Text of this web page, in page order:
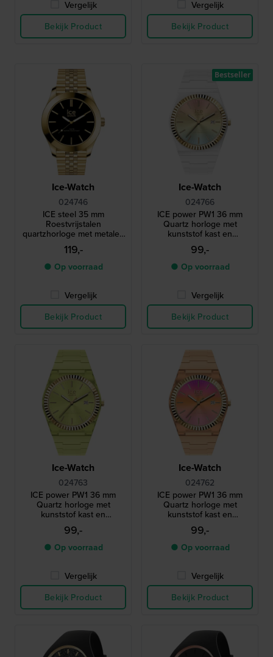
Vergelijk
Bekijk Product
Vergelijk
Bekijk Product
Ice-Watch
024746
ICE steel 35 mm
Roestvrijstalen
quartzhorloge met metalen
band - Maat Small
119,-
● Op voorraad
Vergelijk
Bekijk Product
Ice-Watch
024766
ICE power PW1 36 mm
Quartz horloge met
kunststof kast en
roestvrijstalen geribbelde
lunette
99,-
● Op voorraad
Vergelijk
Bekijk Product
Bestseller
Ice-Watch
024763
ICE power PW1 36 mm
Quartz horloge met
kunststof kast en
roestvrijstalen geribbelde
lunette
99,-
● Op voorraad
Vergelijk
Bekijk Product
Ice-Watch
024762
ICE power PW1 36 mm
Quartz horloge met
kunststof kast en
roestvrijstalen geribbelde
lunette
99,-
● Op voorraad
Vergelijk
Bekijk Product